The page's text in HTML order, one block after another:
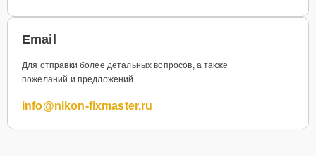
Email
Для отправки более детальных вопросов, а также
пожеланий и предложений
info@nikon-fixmaster.ru